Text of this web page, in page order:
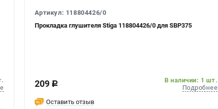
Артикул: 118804426/0
Прокладка глушителя Stiga 118804426/0 для SBP375
209 c
В наличии: 1 шт.
Подробнее
Оставить отзыв